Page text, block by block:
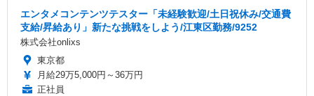
エンタメコンテンツテスター「未経験歓迎/土日祝休み/交通費
支給/昇給あり」新たな挑戦をしよう/江東区勤務/9252
株式会社onlixs
東京都
月給29万5,000円～36万円
正社員